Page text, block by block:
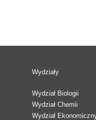
Wydziały
Wydział Biologii
Wydział Chemii
Wydział